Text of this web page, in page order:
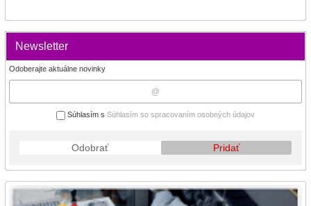
Newsletter
Odoberajte aktuálne novinky
Súhlasím s Súhlasím so spracovaním osobných údajov
Odobrať Pridať